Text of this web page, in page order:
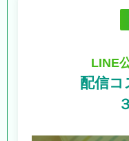
LINE
配信コ